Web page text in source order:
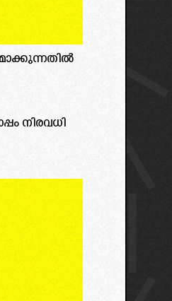
നിരവധി